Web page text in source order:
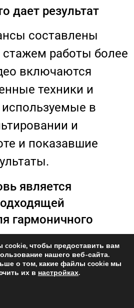
дает результат
составлены
работы более
включаются
техники и
в
и
и показавшие
является
гармоничного
человека
ничего, что может
оказаться в
или
чтобы предоставить вам
нашего веб-сайта.
о том, какие файлы cookie мы
их в настройках.